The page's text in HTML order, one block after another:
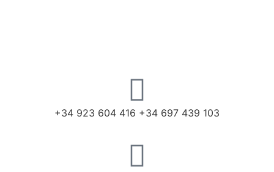
+34 923 604 416 +34 697 439 103